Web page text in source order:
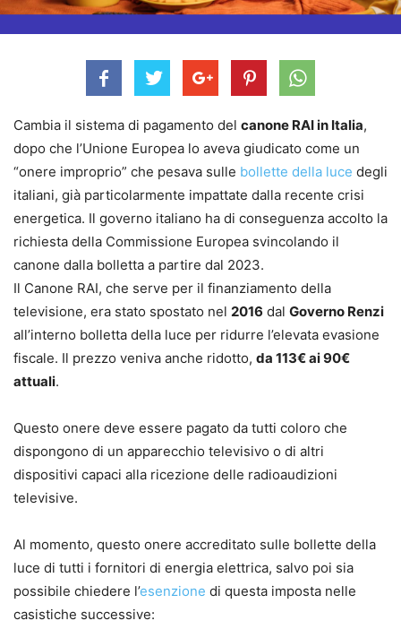
Cambia il sistema di pagamento del canone RAI in Italia,
dopo che l’Unione Europea lo aveva giudicato come un
“onere improprio” che pesava sulle bollette della luce degli
italiani, già particolarmente impattate dalla recente crisi
energetica. Il governo italiano ha di conseguenza accolto la
richiesta della Commissione Europea svincolando il
canone dalla bolletta a partire dal 2023.
Il Canone RAI, che serve per il finanziamento della
televisione, era stato spostato nel 2016 dal Governo Renzi
all’interno bolletta della luce per ridurre l’elevata evasione
fiscale. Il prezzo veniva anche ridotto, da 113€ ai 90€
attuali.
Questo onere deve essere pagato da tutti coloro che
dispongono di un apparecchio televisivo o di altri
dispositivi capaci alla ricezione delle radioaudizioni
televisive.
Al momento, questo onere accreditato sulle bollette della
luce di tutti i fornitori di energia elettrica, salvo poi sia
possibile chiedere l’esenzione di questa imposta nelle
casistiche successive: